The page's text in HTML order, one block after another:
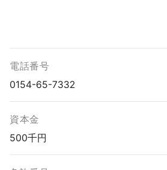
電話番号
0154-65-7332
資本金
500千円